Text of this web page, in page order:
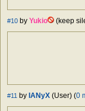
#10 by Yukio (keep
#11 by IANyX (User) (0